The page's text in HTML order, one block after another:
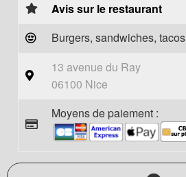
Avis sur le restaurant
Burgers, sandwiches, tacos
13 avenue du Ray
06100 Nice
Moyens de paiement :